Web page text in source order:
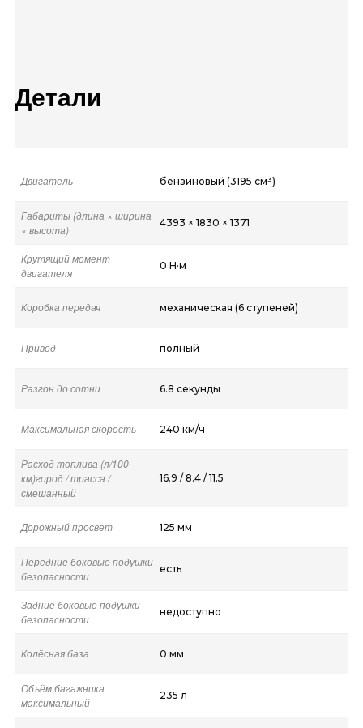
Детали
Двигатель бензиновый (3195 см³)
Габариты (длина × ширина
× высота)
4393 × 1830 × 1371
Крутящий момент
двигателя
0 Н·м
Коробка передач механическая (6 ступеней)
Привод полный
Разгон до сотни 6.8 секунды
Максимальная скорость 240 км/ч
Расход топлива (л/100
км)город / трасса /
смешанный
16.9 / 8.4 / 11.5
Дорожный просвет 125 мм
Передние боковые подушки
безопасности
есть
Задние боковые подушки
безопасности
недоступно
Колёсная база 0 мм
Объём багажника
максимальный
235 л